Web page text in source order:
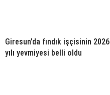
Giresun’da fındık işçisinin 2026
yılı yevmiyesi belli oldu